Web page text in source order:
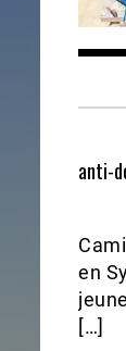
anti-
en
[…]